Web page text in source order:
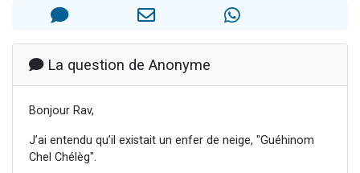
Il reste 49 places pour étudier en groupe sur Zoom
Eva vient de donner son Maasser
La question de Anonyme
Bonjour Rav,
J’ai entendu qu’il existait un enfer de neige, "Guéhinom
Chel Chélèg".